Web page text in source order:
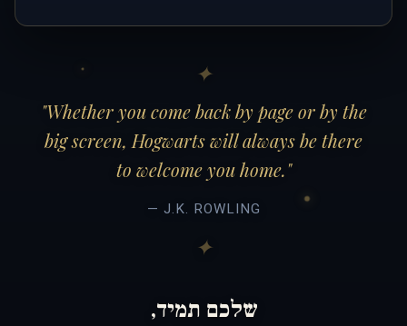
"Whether you come back by page or by the
big screen, Hogwarts will always be there
to welcome you home."
— J.K. ROWLING
שלכם תמיד,